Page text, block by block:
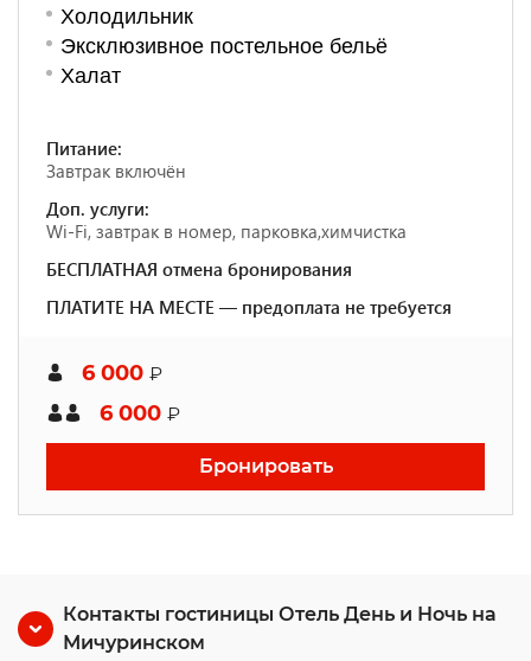
Холодильник
Эксклюзивное постельное бельё
Халат
Питание:
Завтрак включён
Доп. услуги:
Wi-Fi, завтрак в номер, парковка,химчистка
БЕСПЛАТНАЯ отмена бронирования
ПЛАТИТЕ НА МЕСТЕ — предоплата не требуется
6 000 ₽
6 000 ₽
Бронировать
Контакты гостиницы Отель День и Ночь на
Мичуринском